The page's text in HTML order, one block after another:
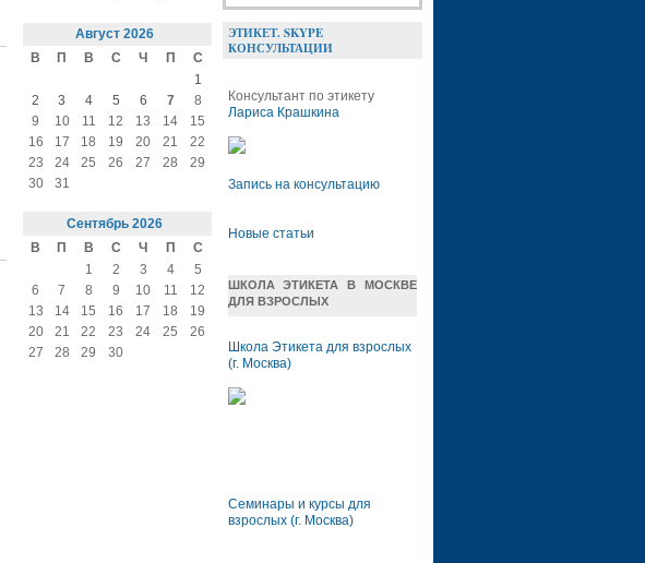
Август 2026
В
П В С Ч П
С
1
2
3 4 5 6 7
8
9
10 11 12 13 14
15
16
17 18 19 20 21
22
23
24 25 26 27 28
29
30
31
Сентябрь 2026
В
П В С Ч П
С
1
2 3 4
5
6
7 8 9 10 11
12
13
14 15 16 17 18
19
20
21 22 23 24 25
26
27
28 29 30
ЭТИКЕТ. SKYPE
КОНСУЛЬТАЦИИ
Консультант по этикету
Лариса Крашкина
Запись на консультацию
Новые статьи
ШКОЛА ЭТИКЕТА В МОСКВЕ
ДЛЯ ВЗРОСЛЫХ
Школа Этикета для взрослых
(г. Москва)
Семинары и курсы для
взрослых (г. Москва)